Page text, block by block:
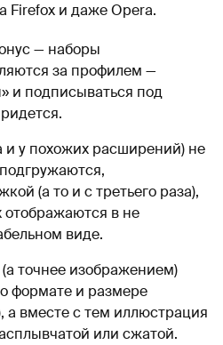
Firefox и даже Opera.
— наборы
за профилем —
и подписываться под
и у похожих расширений) не
(а то и с третьего раза),
в не
виде.
точнее изображением)
формате и размере
а вместе с тем иллюстрация
или сжатой.